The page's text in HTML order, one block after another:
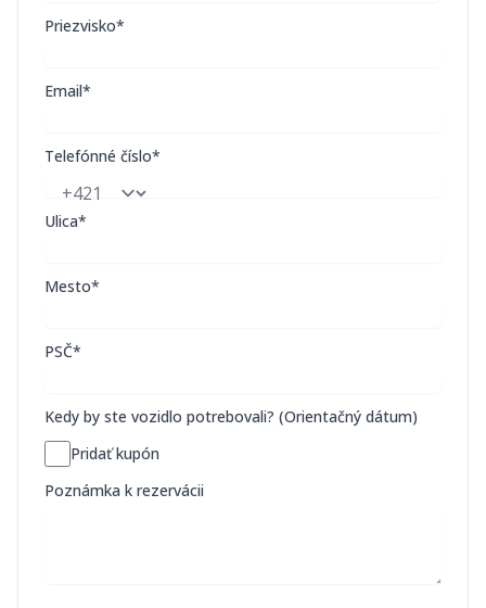
Priezvisko*
Email*
Telefónné číslo*
Ulica*
Mesto*
PSČ*
Kedy by ste vozidlo potrebovali? (Orientačný dátum)
Pridať kupón
Poznámka k rezervácii